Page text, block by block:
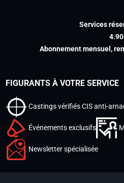
Services
Abonnement mensuel,
FIGURANTS À VOTRE SERVICE
Castings vérifiés CIS anti-
Événements exclusifs
Newsletter spécialisée